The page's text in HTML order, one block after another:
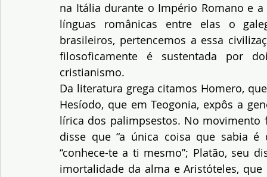
na Itália durante o Império Romano e
línguas românicas entre elas o
brasileiros, pertencemos a essa
filosoficamente é sustentada por
cristianismo.
Da literatura grega citamos Homero,
Hesíodo, que em Teogonia, expôs a
lírica dos palimpsestos. No movimento
disse que “a única coisa que sabia
“conhece-te a ti mesmo”; Platão, seu
imortalidade da alma e Aristóteles,